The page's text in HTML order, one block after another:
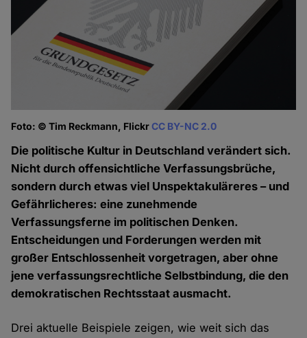
Foto: © Tim Reckmann, FlickrCC BY-NC 2.0
Die politische Kultur in Deutschland verändert sich.
Nicht durch offensichtliche Verfassungsbrüche,
sondern durch etwas viel Unspektakuläreres – und
Gefährlicheres: eine zunehmende
Verfassungsferne im politischen Denken.
Entscheidungen und Forderungen werden mit
großer Entschlossenheit vorgetragen, aber ohne
jene verfassungsrechtliche Selbstbindung, die den
demokratischen Rechtsstaat ausmacht.
Drei aktuelle Beispiele zeigen, wie weit sich das